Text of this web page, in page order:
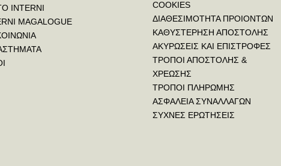
INTERNI
MAGALOGUE
COOKIES
ΔΙΑΘΕΣΙΜΟΤΗΤΑ ΠΡΟΙΟΝΤΩΝ
ΚΑΘΥΣΤΕΡΗΣΗ ΑΠΟΣΤΟΛΗΣ
ΑΚΥΡΩΣΕΙΣ ΚΑΙ ΕΠΙΣΤΡΟΦΕΣ
ΤΡΟΠΟΙ ΑΠΟΣΤΟΛΗΣ &
ΧΡΕΩΣΗΣ
ΤΡΟΠΟΙ ΠΛΗΡΩΜΗΣ
ΑΣΦΑΛΕΙΑ ΣΥΝΑΛΛΑΓΩΝ
ΣΥΧΝΕΣ ΕΡΩΤΗΣΕΙΣ